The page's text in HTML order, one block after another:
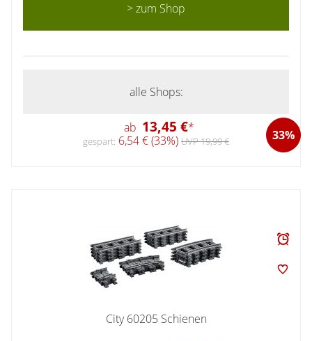
> zum Shop
alle Shops:
ab 13,45 €* 33%
gespart: 6,54 € (33%) UVP 19,99 €
City 60205 Schienen